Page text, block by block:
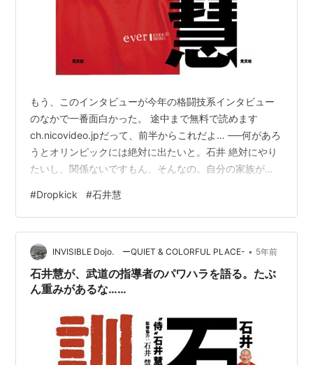
もう、このインタビューが今年の格闘技系インタビュー
のなかで一番面白かった。 途中まで無料で読めます
ch.nicovideo.jpだって、前半からこれだよ… ──何があろ
うとオリンピックには絶対に出たいと。石井 絶対にやり
たいし、関係ないですもん、そんなの。自分の家族がコ
て思いますね。まあ、オリンピックもいろんな競技があ
るから、選手の立場によりますけどね。リアルガチで小
さい頃からオリンピックの金メダルを獲ることを目標に
やってきた選手は絶対にそう思ってると思いますよ。 ──
元フェンシングの銀メダリストの太田雄貴さんが「オリ
ンピックのメダルはその人の…
#Dropkick #石井慧
INVISIBLE Dojo. ーQUIET & COLORFUL PLACE- • 5年前
石井慧が、武道の指導者のパワハラを語る。たぶ
ん重みがあるな……